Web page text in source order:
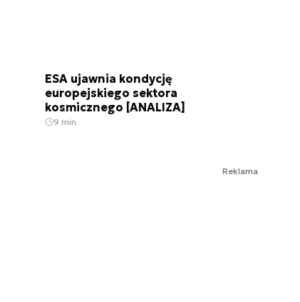
ESA ujawnia kondycję
europejskiego sektora
kosmicznego [ANALIZA]
9 min.
Reklama